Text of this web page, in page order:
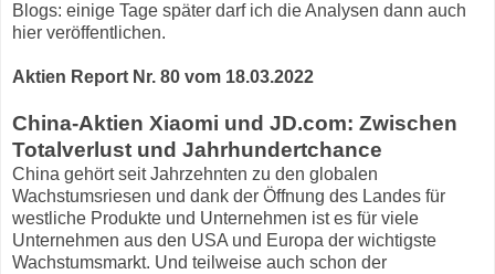
Blogs: einige Tage später darf ich die Analysen dann auch
hier veröffentlichen.
Aktien Report Nr. 80 vom 18.03.2022
China-Aktien Xiaomi und JD.com: Zwischen
Totalverlust und Jahrhundertchance
China gehört seit Jahrzehnten zu den globalen
Wachstumsriesen und dank der Öffnung des Landes für
westliche Produkte und Unternehmen ist es für viele
Unternehmen aus den USA und Europa der wichtigste
Wachstumsmarkt. Und teilweise auch schon der